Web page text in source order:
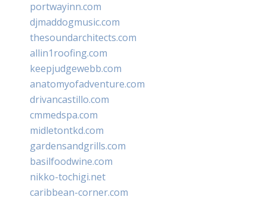
portwayinn.com
djmaddogmusic.com
thesoundarchitects.com
allin1roofing.com
keepjudgewebb.com
anatomyofadventure.com
drivancastillo.com
cmmedspa.com
midletontkd.com
gardensandgrills.com
basilfoodwine.com
nikko-tochigi.net
caribbean-corner.com